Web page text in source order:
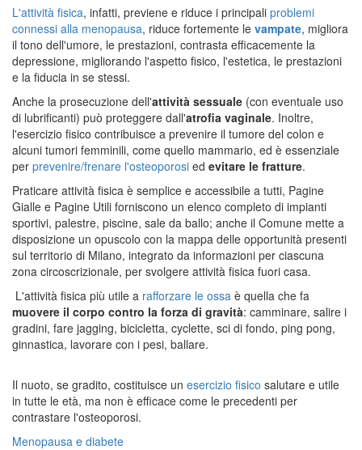
L'attività fisica, infatti, previene e riduce i principali problemi
connessi alla menopausa, riduce fortemente le vampate, migliora
il tono dell'umore, le prestazioni, contrasta efficacemente la
depressione, migliorando l'aspetto fisico, l'estetica, le prestazioni
e la fiducia in se stessi.
Anche la prosecuzione dell'attività sessuale (con eventuale uso
di lubrificanti) può proteggere dall'atrofia vaginale. Inoltre,
l'esercizio fisico contribuisce a prevenire il tumore del colon e
alcuni tumori femminili, come quello mammario, ed è essenziale
per prevenire/frenare l'osteoporosi ed evitare le fratture.
Praticare attività fisica è semplice e accessibile a tutti, Pagine
Gialle e Pagine Utili forniscono un elenco completo di impianti
sportivi, palestre, piscine, sale da ballo; anche il Comune mette a
disposizione un opuscolo con la mappa delle opportunità presenti
sul territorio di Milano, integrato da informazioni per ciascuna
zona circoscrizionale, per svolgere attività fisica fuori casa.
L'attività fisica più utile a rafforzare le ossa è quella che fa
muovere il corpo contro la forza di gravità: camminare, salire i
gradini, fare jagging, bicicletta, cyclette, sci di fondo, ping pong,
ginnastica, lavorare con i pesi, ballare.
Il nuoto, se gradito, costituisce un esercizio fisico salutare e utile
in tutte le età, ma non è efficace come le precedenti per
contrastare l'osteoporosi.
Menopausa e diabete